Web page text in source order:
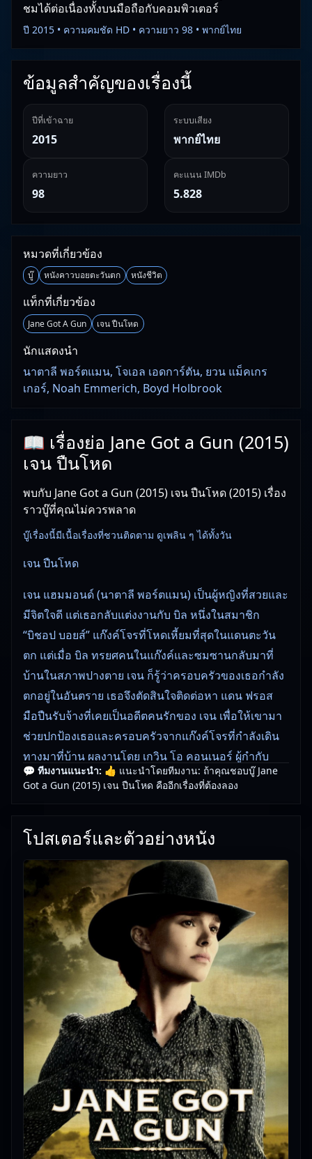
ชมได้ต่อเนื่องทั้งบนมือถือกับคอมพิวเตอร์
ปี 2015 • ความคมชัด HD • ความยาว 98 • พากย์ไทย
ข้อมูลสำคัญของเรื่องนี้
ปีที่เข้าฉาย
2015
ระบบเสียง
พากย์ไทย
ความยาว
98
คะแนน IMDb
5.828
หมวดที่เกี่ยวข้อง
บู๊ หนังคาวบอยตะวันตก หนังชีวิต
แท็กที่เกี่ยวข้อง
Jane Got A Gun เจน ปืนโหด
นักแสดงนำ
นาตาลี พอร์ตแมน, โจเอล เอดการ์ตัน, ยวน แม็คเกร
เกอร์, Noah Emmerich, Boyd Holbrook
📖 เรื่องย่อ Jane Got a Gun (2015)
เจน ปืนโหด
พบกับ Jane Got a Gun (2015) เจน ปืนโหด (2015) เรื่อง
ราวบู๊ที่คุณไม่ควรพลาด
บู๊เรื่องนี้มีเนื้อเรื่องที่ชวนติดตาม ดูเพลิน ๆ ได้ทั้งวัน
เจน ปืนโหด
เจน แฮมมอนด์ (นาตาลี พอร์ตแมน) เป็นผู้หญิงที่สวยและ
มีจิตใจดี แต่เธอกลับแต่งงานกับ บิล หนึ่งในสมาชิก
“บิชอป บอยส์” แก๊งค์โจรที่โหดเหี้ยมที่สุดในแดนตะวัน
ตก แต่เมื่อ บิล ทรยศคนในแก๊งค์และซมซานกลับมาที่
บ้านในสภาพปางตาย เจน ก็รู้ว่าครอบครัวของเธอกำลัง
ตกอยู่ในอันตราย เธอจึงตัดสินใจติดต่อหา แดน ฟรอส
มือปืนรับจ้างที่เคยเป็นอดีตคนรักของ เจน เพื่อให้เขามา
ช่วยปกป้องเธอและครอบครัวจากแก๊งค์โจรที่กำลังเดิน
ทางมาที่บ้าน ผลงานโดย เกวิน โอ คอนเนอร์ ผู้กำกับ
Warriors!
29/05/2026 | เกี่ยวกับเรา
💬 ทีมงานแนะนำ: 👍 แนะนำโดยทีมงาน: ถ้าคุณชอบบู๊ Jane
Got a Gun (2015) เจน ปืนโหด คืออีกเรื่องที่ต้องลอง
โปสเตอร์และตัวอย่างหนัง